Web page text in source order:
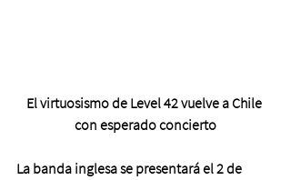
El virtuosismo de Level 42 vuelve a Chile
con esperado concierto
La banda inglesa se presentará el 2 de